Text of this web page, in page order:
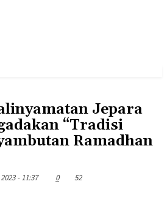
Jepara
“Tradisi
Ramadhan
- 11:37 0 52